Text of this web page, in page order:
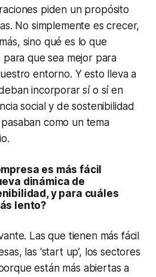
piden un propósito
No simplemente es crecer,
sino qué es lo que
que sea mejor para
entorno. Y esto lleva a
incorporar sí o sí en
social y de sostenibilidad
como un tema
es más fácil
dinámica de
y para cuáles
lento?
Las que tienen más fácil
las ‘start up’, los sectores
están más abiertas a